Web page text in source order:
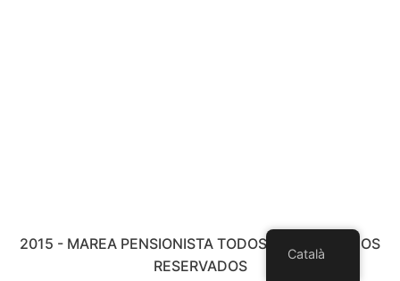
2015 - MAREA PENSIONISTA TODOS LOS DERECHOS
RESERVADOS
Català